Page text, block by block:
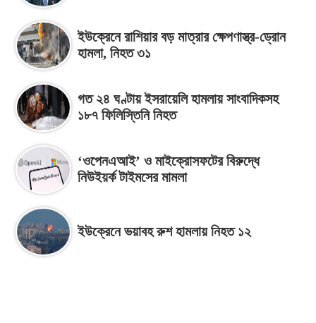
ইউক্রেনে রাশিয়ার বড় মাত্রার ক্ষেপণাস্ত্র-ড্রোন
হামলা, নিহত ৩১
গত ২৪ ঘণ্টায় ইসরায়েলি হামলায় সাংবাদিকসহ
১৮৭ ফিলিস্তিনি নিহত
‘ওপেনএআই’ ও মাইক্রোসফটের বিরুদ্ধে
নিউইয়র্ক টাইমসের মামলা
ইউক্রেনে ভয়াবহ রুশ হামলায় নিহত ১২